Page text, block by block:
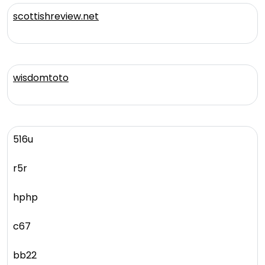
scottishreview.net
wisdomtoto
516u
r5r
hphp
c67
bb22